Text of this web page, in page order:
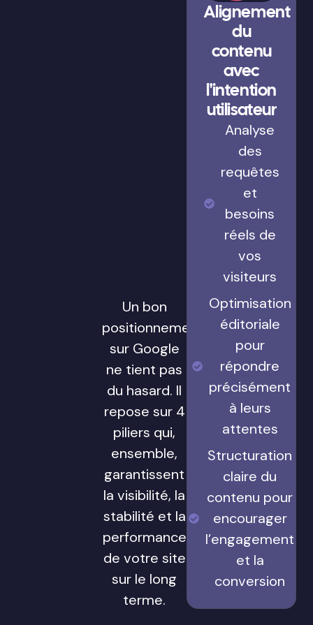
Un bon
positionnement
sur Google
ne tient pas
du hasard. Il
repose sur 4
piliers qui,
ensemble,
garantissent
la visibilité, la
stabilité et la
performance
de votre site
sur le long
terme.
Alignement
du
contenu
avec
l'intention
utilisateur
Analyse
des
requêtes
et
besoins
réels de
vos
visiteurs
Optimisation
éditoriale
pour
répondre
précisément
à leurs
attentes
Structuration
claire du
contenu pour
encourager
l’engagement
et la
conversion